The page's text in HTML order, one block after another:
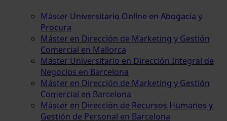
Máster Universitario Online en Abogacía y
Procura
Máster en Dirección de Marketing y Gestión
Comercial en Mallorca
Máster Universitario en Dirección Integral de
Negocios en Barcelona
Máster en Dirección de Marketing y Gestión
Comercial en Barcelona
Máster en Dirección de Recursos Humanos y
Gestión de Personal en Barcelona